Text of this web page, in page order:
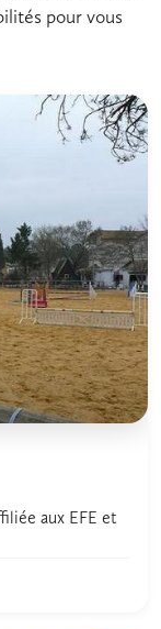
pour vous
aux EFE et